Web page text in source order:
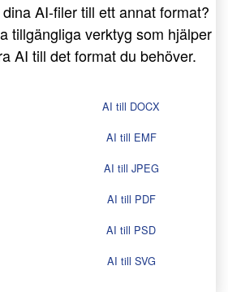
AI-filer till ett annat format?
tillgängliga verktyg som hjälper
AI till det format du behöver.
AI till DOCX
AI till EMF
AI till JPEG
AI till PDF
AI till PSD
AI till SVG